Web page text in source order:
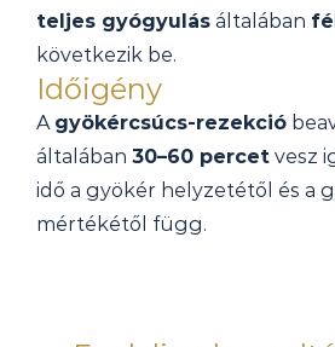
teljes gyógyulás általában
következik be.
Időigény
A gyökércsúcs-rezekció
általában 30–60 percet vesz
idő a gyökér helyzetétől és a
mértékétől függ.